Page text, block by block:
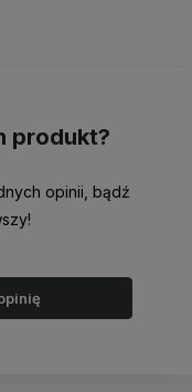
produkt?
opinii, bądź